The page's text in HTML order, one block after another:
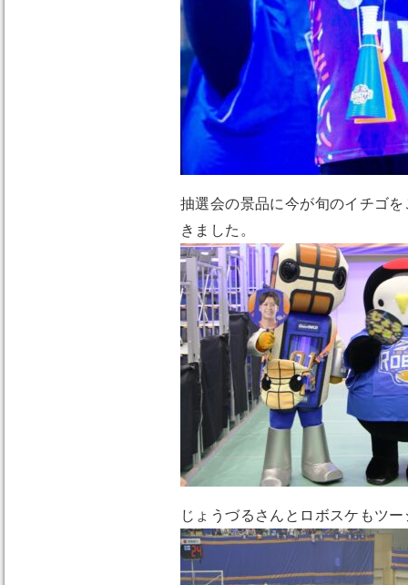
抽選会の景品に今が旬のイチゴ
きました。
じょうづるさんとロボスケもツ